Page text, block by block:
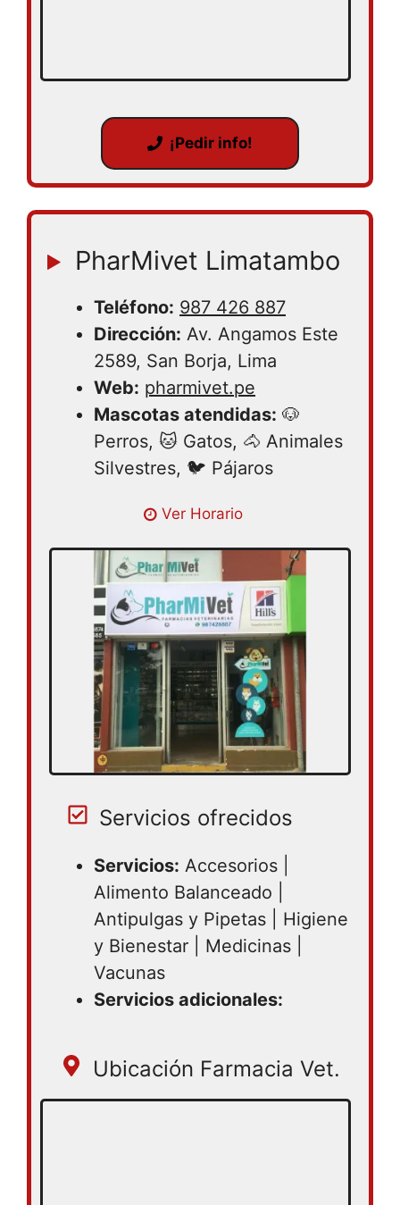
¡Pedir info!
PharMivet Limatambo
Teléfono: 987 426 887
Dirección: Av. Angamos Este
2589, San Borja, Lima
Web: pharmivet.pe
Mascotas atendidas: 🐶
Perros, 🐱 Gatos, 🐴 Animales
Silvestres, 🐦 Pájaros
Lunes 09:00 – 18:00 | Martes 09:00 –
09:00 – 18:00 | Viernes 09:00 – 18:00 |
Sábado 09:00 – 18:00 | Domingo cerrado
Ver Horario
Servicios ofrecidos
Servicios: Accesorios |
Alimento Balanceado |
Antipulgas y Pipetas | Higiene
y Bienestar | Medicinas |
Vacunas
Servicios adicionales:
Ubicación Farmacia Vet.